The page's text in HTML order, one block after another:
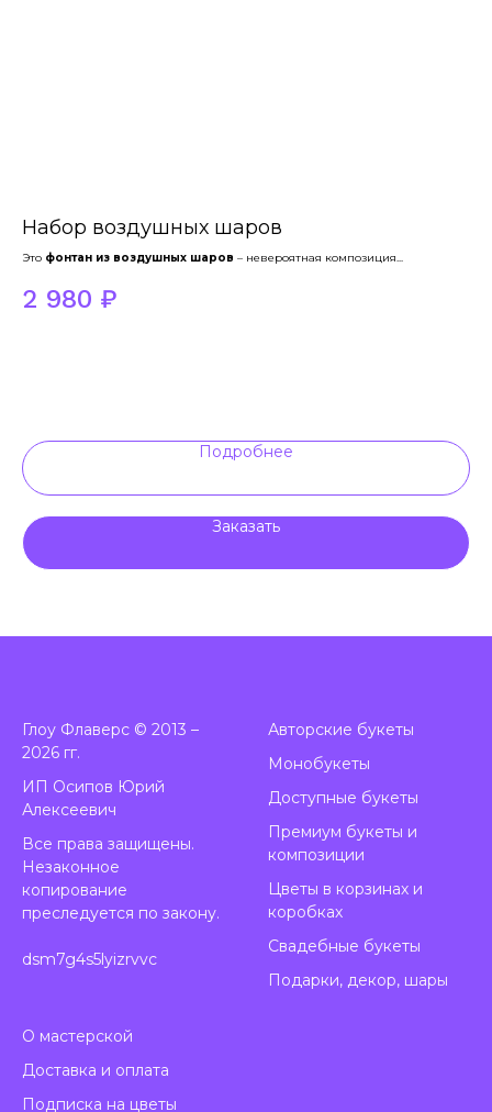
Набор воздушных шаров
Это фонтан из воздушных шаров – невероятная композиция...
2 980 ₽
Подробнее
Заказать
Глоу Флаверс © 2013 –
2026 гг.
ИП Осипов Юрий
Алексеевич
Все права защищены.
Незаконное
копирование
преследуется по закону.
dsm7g4s5lyizrvvc
Авторские букеты
Монобукеты
Доступные букеты
Премиум букеты и
композиции
Цветы в корзинах и
коробках
Свадебные букеты
Подарки, декор, шары
О мастерской
Доставка и оплата
Подписка на цветы